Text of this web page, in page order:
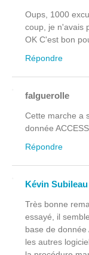
Oups, 1000
coup, je n'avais
OK C'est bon
Répondre
falguerolle
Cette marche a
donnée
Répondre
Kévin Subileau
Très bonne
essayé, il
base de
les autres